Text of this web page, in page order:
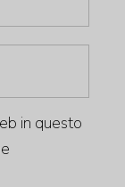
in questo